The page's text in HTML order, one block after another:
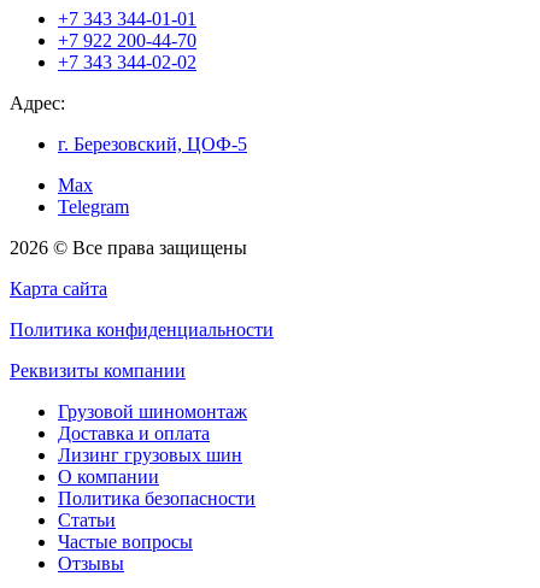
+7 343 344-01-01
+7 922 200-44-70
+7 343 344-02-02
Адрес:
г. Березовский, ЦОФ-5
Max
Telegram
2026 © Все права защищены
Карта сайта
Политика конфиденциальности
Реквизиты компании
Грузовой шиномонтаж
Доставка и оплата
Лизинг грузовых шин
О компании
Политика безопасности
Статьи
Частые вопросы
Отзывы